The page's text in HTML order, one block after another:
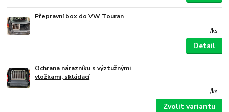
Přepravní box do VW Touran
/ks
Detail
Ochrana nárazníku s výztužnými
vložkami, skládací
/ks
Zvolit variantu